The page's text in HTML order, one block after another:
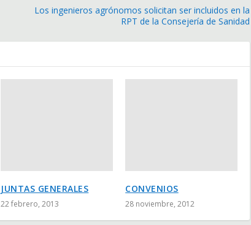
Los ingenieros agrónomos solicitan ser incluidos en la
RPT de la Consejería de Sanidad
JUNTAS GENERALES
22 febrero, 2013
CONVENIOS
28 noviembre, 2012